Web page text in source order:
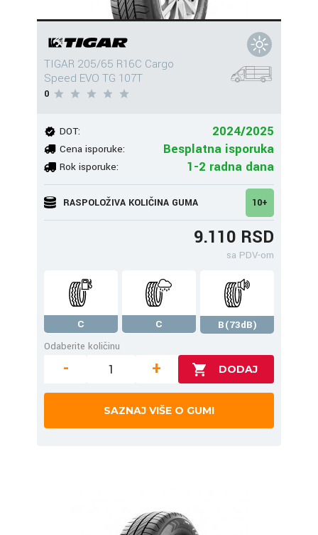
TIGAR 205/65 R16C Cargo
Speed EVO TG 107T
0
DOT: 2024/2025
Cena isporuke: Besplatna isporuka
Rok isporuke: 1-2 radna dana
RASPOLOŽIVA KOLIČINA GUMA 10+
9.110 RSD
sa PDV-om
C C
B(73dB)
Odaberite količinu
- +
SAZNAJ VIŠE O GUMI